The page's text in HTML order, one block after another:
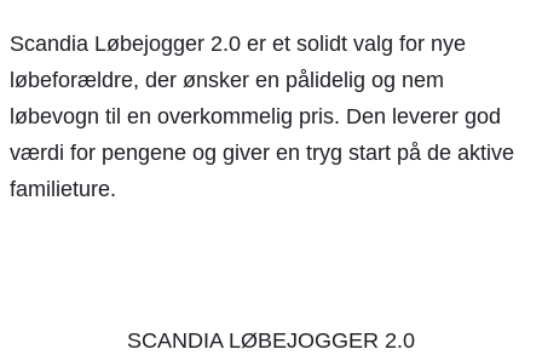
Scandia Løbejogger 2.0 er et solidt valg for nye
løbeforældre, der ønsker en pålidelig og nem
løbevogn til en overkommelig pris. Den leverer god
værdi for pengene og giver en tryg start på de aktive
familieture.
SCANDIA LØBEJOGGER 2.0